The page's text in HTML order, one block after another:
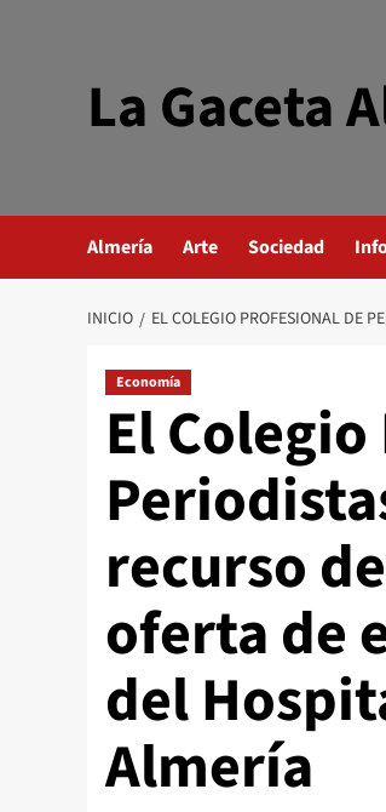
La Gaceta
Almería Arte Sociedad
INICIO EL COLEGIO PROFESIONAL DE
Economía
El
recurso
oferta de
del
Almería